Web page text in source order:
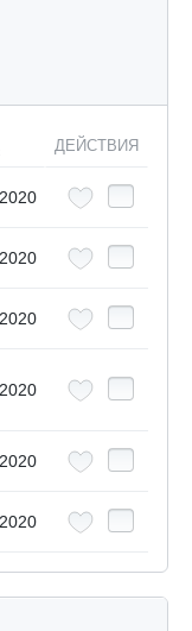
ДЕЙСТВИЯ